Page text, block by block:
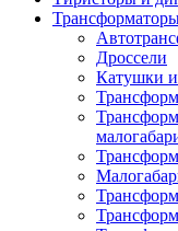
Дроссели
Катушки